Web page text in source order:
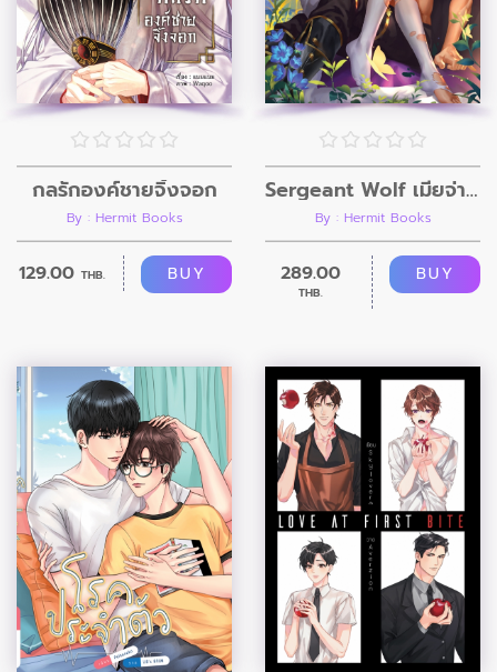
กลรักองค์ชายจิ้งจอก
By : Hermit Books
129.00 THB. BUY
Sergeant Wolf เมียจ่าฝูง
By : Hermit Books
289.00
THB.
BUY